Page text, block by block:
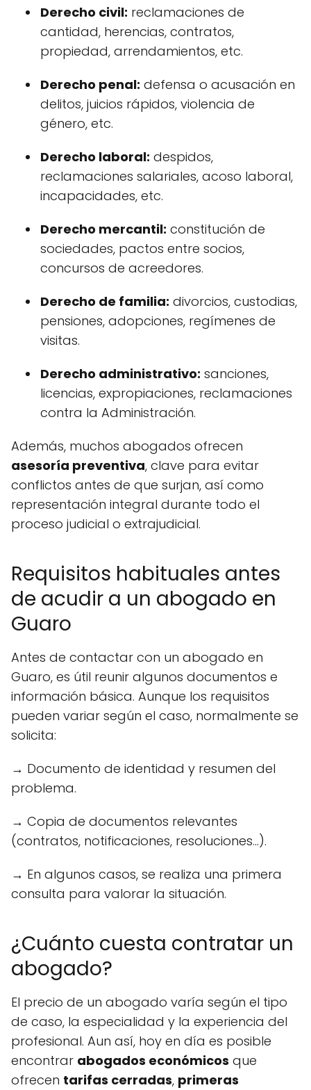
Derecho civil: reclamaciones de
cantidad, herencias, contratos,
propiedad, arrendamientos, etc.
Derecho penal: defensa o acusación en
delitos, juicios rápidos, violencia de
género, etc.
Derecho laboral: despidos,
reclamaciones salariales, acoso laboral,
incapacidades, etc.
Derecho mercantil: constitución de
sociedades, pactos entre socios,
concursos de acreedores.
Derecho de familia: divorcios, custodias,
pensiones, adopciones, regímenes de
visitas.
Derecho administrativo: sanciones,
licencias, expropiaciones, reclamaciones
contra la Administración.
Además, muchos abogados ofrecen
asesoría preventiva, clave para evitar
conflictos antes de que surjan, así como
representación integral durante todo el
proceso judicial o extrajudicial.
Requisitos habituales antes
de acudir a un abogado en
Guaro
Antes de contactar con un abogado en
Guaro, es útil reunir algunos documentos e
información básica. Aunque los requisitos
pueden variar según el caso, normalmente se
solicita:
→ Documento de identidad y resumen del
problema.
→ Copia de documentos relevantes
(contratos, notificaciones, resoluciones...).
→ En algunos casos, se realiza una primera
consulta para valorar la situación.
¿Cuánto cuesta contratar un
abogado?
El precio de un abogado varía según el tipo
de caso, la especialidad y la experiencia del
profesional. Aun así, hoy en día es posible
encontrar abogados económicos que
ofrecen tarifas cerradas, primeras